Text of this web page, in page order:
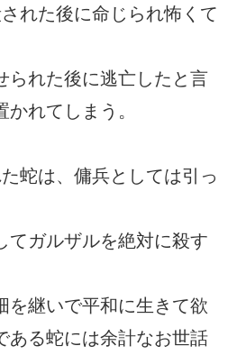
れた後に命じられ怖くて
られた後に逃亡したと言
れてしまう。
蛇は、傭兵としては引っ
てガルザルを絶対に殺す
を継いで平和に生きて欲
ある蛇には余計なお世話